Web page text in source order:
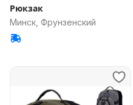
Рюкзак
Минск, Фрунзенский